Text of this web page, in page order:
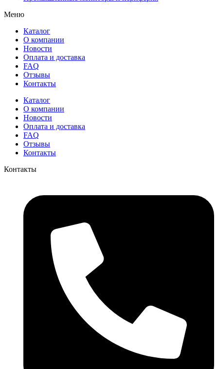
Меню
Каталог
О компании
Новости
Оплата и доставка
FAQ
Отзывы
Контакты
Каталог
О компании
Новости
Оплата и доставка
FAQ
Отзывы
Контакты
Контакты